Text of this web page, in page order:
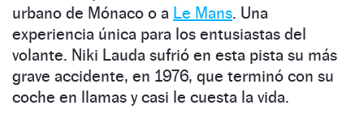
urbano de Mónaco o a Le Mans. Una
experiencia única para los entusiastas del
volante. Niki Lauda sufrió en esta pista su más
grave accidente, en 1976, que terminó con su
coche en llamas y casi le cuesta la vida.